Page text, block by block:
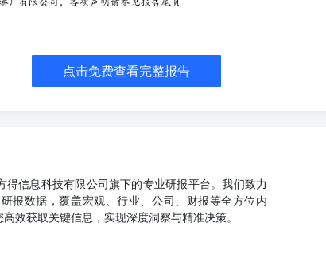
母公司或任何其附属公司不会对因使用此报告内之材料而引致任
资行动前，应咨询专业意见。 国投证券国际及其高级职员、董事
证券发行人的董事或高级人员。(5)可能涉及此报告所提到的公司
机密的文件。此报告的全部或任何部分均严禁以任何方式再分
带往或传送至日本、加拿大或美国，或直接或间接分发至美国或
国际也没有任何意图派发此报告给那些居住在法律或政策不允
能会与本报告所提及的股票发行人进行业务往来或不时自行及
券国际可能存在影响本报告客观性的利益冲突，而国投证券国
护。除非获得国投证券国际的授权，任何人不得以任何目的复制
点击免费查看完整报告
得信息科技有限公司旗下的专业研报平台。我们致力
报数据，覆盖宏观、行业、公司、财报等全方位内
效获取关键信息，实现深度洞察与精准决策。